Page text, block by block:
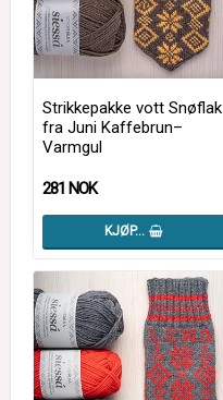
Strikkepakke vott Snøflak
fra Juni Kaffebrun–
Varmgul
281 NOK
KJØP…